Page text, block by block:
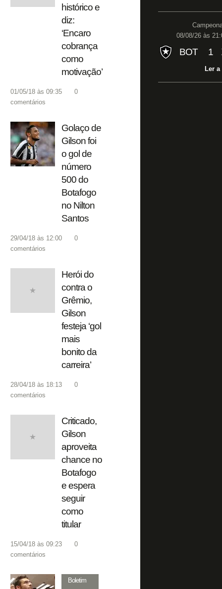
histórico e
diz:
‘Encaro
cobrança
como
motivação’
01/05/18 às 09:35
0
comentários
Golaço de
Gilson foi
o gol de
número
500 do
Botafogo
no Nilton
Santos
29/04/18 às 12:00
0
comentários
Herói do
contra o
Grêmio,
Gilson
festeja ‘gol
mais
bonito da
carreira’
28/04/18 às 18:13
0
comentários
Criticado,
Gilson
aproveita
chance no
Botafogo
e espera
seguir
como
titular
15/04/18 às 09:23
0
comentários
Boletim
08/08/26 às
BOT 1
Ler